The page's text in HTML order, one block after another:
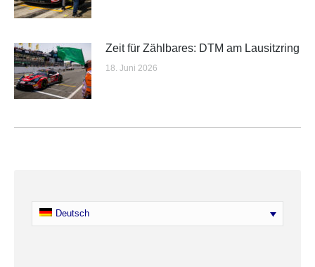
Zeit für Zählbares: DTM am Lausitzring
18. Juni 2026
Deutsch